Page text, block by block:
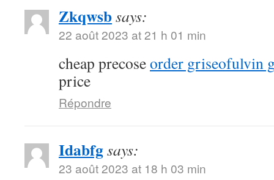
Zkqwsbsays:
22 août 2023 at 21 h 01 min
cheap precoseorder griseofulvin
price
Répondre
Idabfgsays:
23 août 2023 at 18 h 03 min